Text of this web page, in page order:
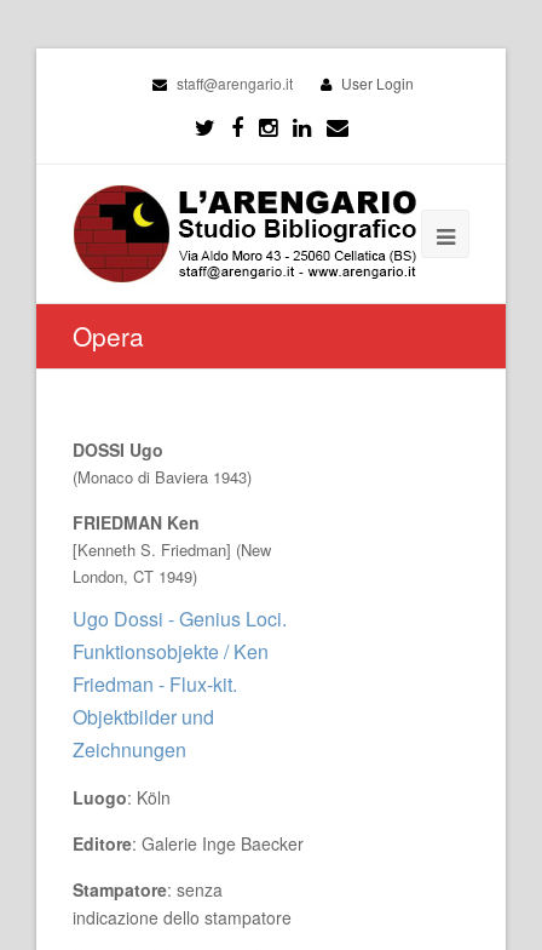
staff@arengario.it User Login
Opera
DOSSI Ugo
(Monaco di Baviera 1943)
FRIEDMAN Ken
[Kenneth S. Friedman] (New
London, CT 1949)
Ugo Dossi - Genius Loci.
Funktionsobjekte / Ken
Friedman - Flux-kit.
Objektbilder und
Zeichnungen
Luogo: Köln
Editore: Galerie Inge Baecker
Stampatore: senza
indicazione dello stampatore